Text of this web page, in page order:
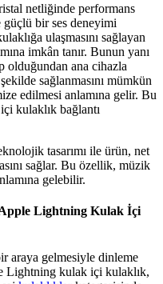
netliğinde performans
güçlü bir ses deneyimi
ulaşmasını sağlayan
imkân tanır. Bunun yanı
olduğundan ana cihazla
sağlanmasını mümkün
edilmesi anlamına gelir. Bu
kulaklık bağlantı
tasarımı ile ürün, net
sağlar. Bu özellik, müzik
gelebilir.
Lightning Kulak İçi
araya gelmesiyle dinleme
Lightning kulak içi kulaklık,